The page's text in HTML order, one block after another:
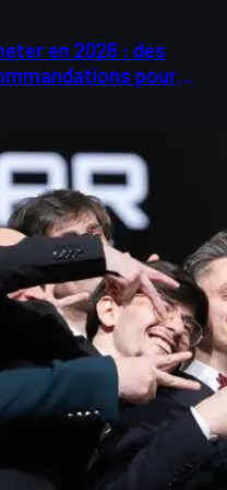
en 2026 : des
pour